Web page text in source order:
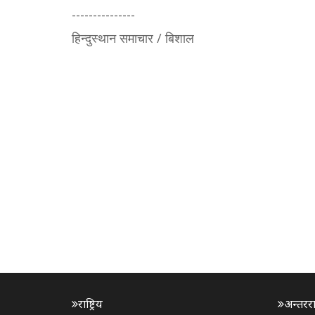
---------------
हिन्दुस्थान समाचार / बिशाल
राष्ट्रिय